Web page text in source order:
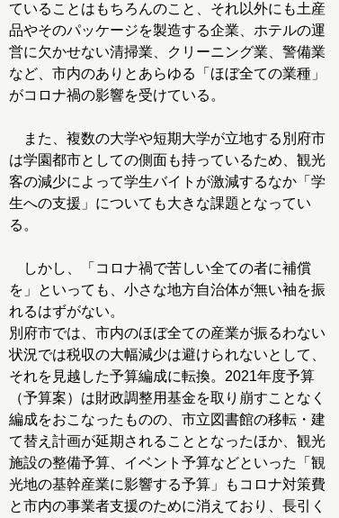
ていることはもちろんのこと、それ以外にも土産
品やそのパッケージを製造する企業、ホテルの運
営に欠かせない清掃業、クリーニング業、警備業
など、市内のありとあらゆる「ほぼ全ての業種」
がコロナ禍の影響を受けている。
また、複数の大学や短期大学が立地する別府市
は学園都市としての側面も持っているため、観光
客の減少によって学生バイトが激減するなか「学
生への支援」についても大きな課題となってい
る。
しかし、「コロナ禍で苦しい全ての者に補償
を」といっても、小さな地方自治体が無い袖を振
れるはずがない。
別府市では、市内のほぼ全ての産業が振るわない
状況では税収の大幅減少は避けられないとして、
それを見越した予算編成に転換。2021年度予算
（予算案）は財政調整用基金を取り崩すことなく
編成をおこなったものの、市立図書館の移転・建
て替え計画が延期されることとなったほか、観光
施設の整備予算、イベント予算などといった「観
光地の基幹産業に影響する予算」もコロナ対策費
と市内の事業者支援のために消えており、長引く